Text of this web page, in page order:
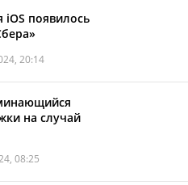
появилось
20:14
на случай
08:25